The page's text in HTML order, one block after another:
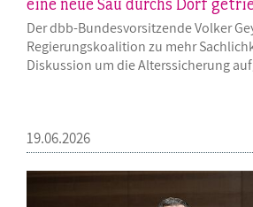
eine neue Sau durchs Dorf
Der dbb-Bundesvorsitzende Volker
Regierungskoalition zu mehr
Diskussion um die Alterssicherung
19.06.2026